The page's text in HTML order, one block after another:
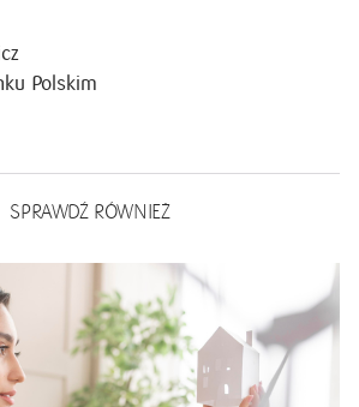
Polskim
SPRAWDŹ RÓWNIEŻ